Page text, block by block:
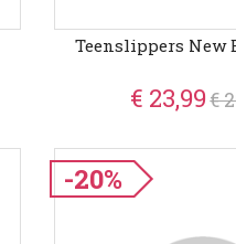
Teenslippers New
€ 23,99€
-20%